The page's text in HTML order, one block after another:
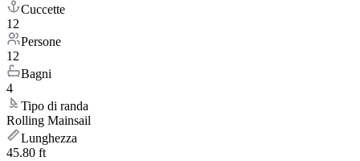
Cuccette
12
Persone
12
Bagni
4
Tipo di randa
Rolling Mainsail
Lunghezza
45.80 ft